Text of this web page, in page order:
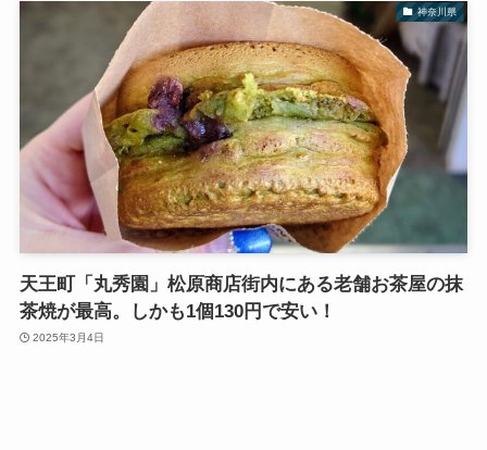
神奈川県
天王町「丸秀園」松原商店街内にある老舗お茶屋の抹
茶焼が最高。しかも1個130円で安い！
2025年3月4日